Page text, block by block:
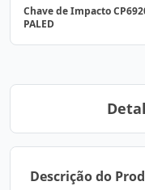
Chave de Impacto
PALED
Descrição do